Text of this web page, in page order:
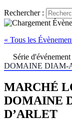
Rechercher :
« Tous les
Série d'événement
DOMAINE DIAM-
MARCHÉ
DOMAINE
D’ARLET